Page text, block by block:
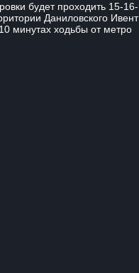
будет проходить 15-16-
Даниловского Ивент
минутах ходьбы от метро